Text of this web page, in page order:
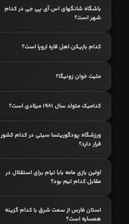
باشگاه شانگهای اس آی پی جی در کدام
شهر است؟
کدام بازیکن اهل قاره اروپا است؟
ملیت خوان زونیگا؟
کدامیک متولد سال 1981 میلادی است؟
ورزشگاه پودگوریتسا سیتی در کدام کشور
قرار دارد؟
اولین بازی مامه بابا تیام برای استقلال در
مقابل کدام تیم بود؟
استان فارس از سمت شرق با کدام گزینه
همسایه است؟